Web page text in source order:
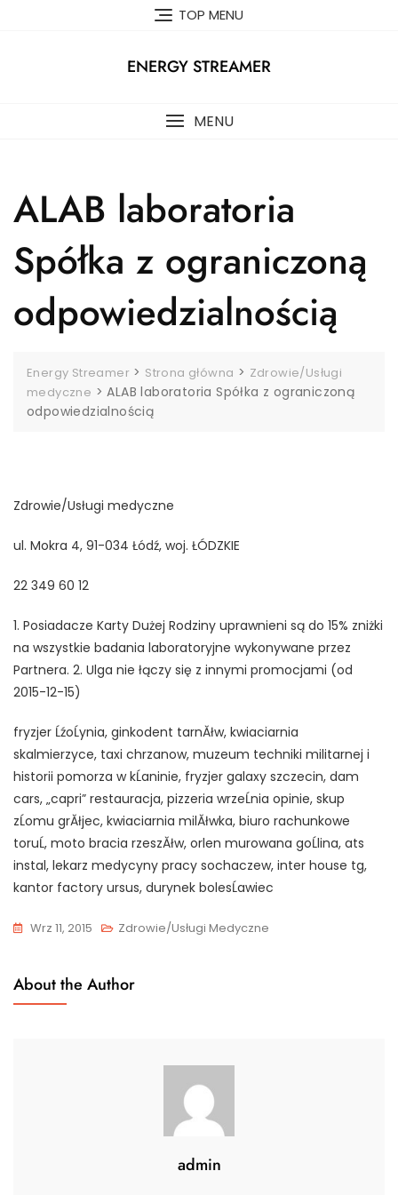
TOP MENU
ENERGY STREAMER
MENU
ALAB laboratoria
Spółka z ograniczoną
odpowiedzialnością
Energy Streamer > Strona główna > Zdrowie/Usługi
medyczne >ALAB laboratoria Spółka z ograniczoną
odpowiedzialnością
Zdrowie/Usługi medyczne
ul. Mokra 4, 91-034 Łódź, woj. ŁÓDZKIE
22 349 60 12
1. Posiadacze Karty Dużej Rodziny uprawnieni są do 15% zniżki
na wszystkie badania laboratoryjne wykonywane przez
Partnera. 2. Ulga nie łączy się z innymi promocjami (od
2015-12-15)
fryzjer ĹźoĹynia, ginkodent tarnĂłw, kwiaciarnia
skalmierzyce, taxi chrzanow, muzeum techniki militarnej i
historii pomorza w kĹaninie, fryzjer galaxy szczecin, dam
cars, „capri” restauracja, pizzeria wrzeĹnia opinie, skup
zĹomu grĂłjec, kwiaciarnia milĂłwka, biuro rachunkowe
toruĹ, moto bracia rzeszĂłw, orlen murowana goĹlina, ats
instal, lekarz medycyny pracy sochaczew, inter house tg,
kantor factory ursus, durynek bolesĹawiec
Wrz 11, 2015 Zdrowie/Usługi Medyczne
About the Author
admin